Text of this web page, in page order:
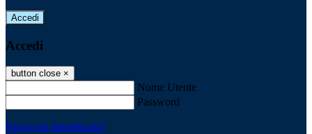
Accedi
Accedi
button close ×
Nome Utente
Password
Password dimenticata?